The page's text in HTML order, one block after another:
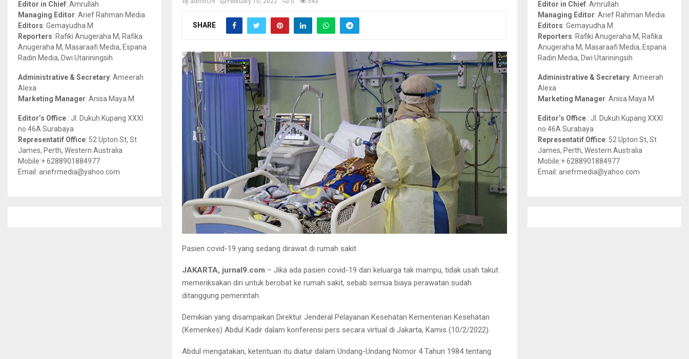
SHARE
Pasien covid-19 yang sedang dirawat di rumah sakit
JAKARTA, jurnal9.com – Jika ada pasien covid-19 dari keluarga tak mampu, tidak usah takut
memeriksakan diri untuk berobat ke rumah sakit, sebab semua biaya perawatan sudah
ditanggung pemerintah.
Demikian yang disampaikan Direktur Jenderal Pelayanan Kesehatan Kementerian Kesehatan
(Kemenkes) Abdul Kadir dalam konferensi pers secara virtual di Jakarta, Kamis (10/2/2022).
Abdul mengatakan, ketentuan itu diatur dalam Undang-Undang Nomor 4 Tahun 1984 tentang
r
:
R
H
Editor in Chief: Amrullah
Managing Editor: Arief Rahman Media
Editors: Gemayudha M
Reporters: Rafiki Anugeraha M, Rafika
Anugeraha M, Masaraafi Media, Espana
Radin Media, Dwi Utariningsih
Administrative & Secretary: Ameerah
Alexa
Marketing Manager: Anisa Maya M
Editor’s Office : Jl. Dukuh Kupang XXXI
no.46A Surabaya
Representatif Office: 52 Upton St, St
James, Perth, Western Australia
Mobile:+ 6288901884977
Email: ariefrmedia@yahoo.com
r
:
R
H
Editor in Chief: Amrullah
Managing Editor: Arief Rahman Media
Editors: Gemayudha M
Reporters: Rafiki Anugeraha M, Rafika
Anugeraha M, Masaraafi Media, Espana
Radin Media, Dwi Utariningsih
Administrative & Secretary: Ameerah
Alexa
Marketing Manager: Anisa Maya M
Editor’s Office : Jl. Dukuh Kupang XXXI
no.46A Surabaya
Representatif Office: 52 Upton St, St
James, Perth, Western Australia
Mobile:+ 6288901884977
Email: ariefrmedia@yahoo.com